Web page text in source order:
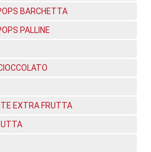
BARCHETTA
PALLINE
EXTRA FRUTTA